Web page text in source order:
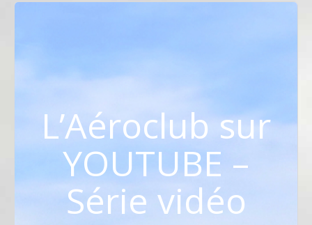
L’Aéroclub sur
YOUTUBE –
Série vidéo